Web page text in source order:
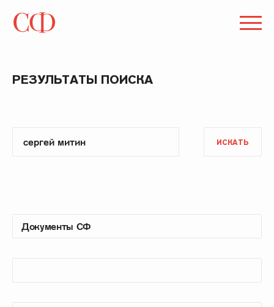
РЕЗУЛЬТАТЫ ПОИСКА
ИСКАТЬ